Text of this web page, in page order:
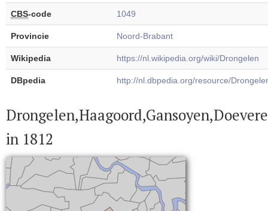
CBS-code 1049
Provincie Noord-Brabant
Wikipedia https://nl.wikipedia.org/wiki/Drongelen
DBpedia http://nl.dbpedia.org/resource/
Drongelen,Haagoord,Gansoyen,Doevere
in 1812